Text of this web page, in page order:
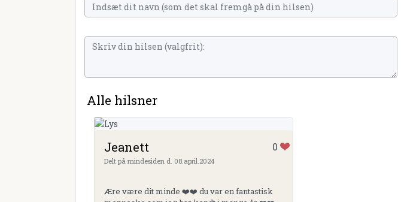
Alle hilsner
Jeanett 0
Delt på mindesiden d. 08.april.2024
Ære være dit minde ❤️❤️ du var en fantastisk